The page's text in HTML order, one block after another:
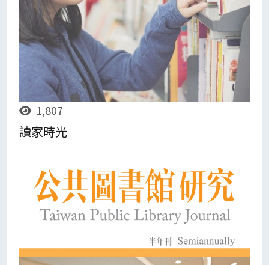
1,807
讀家時光